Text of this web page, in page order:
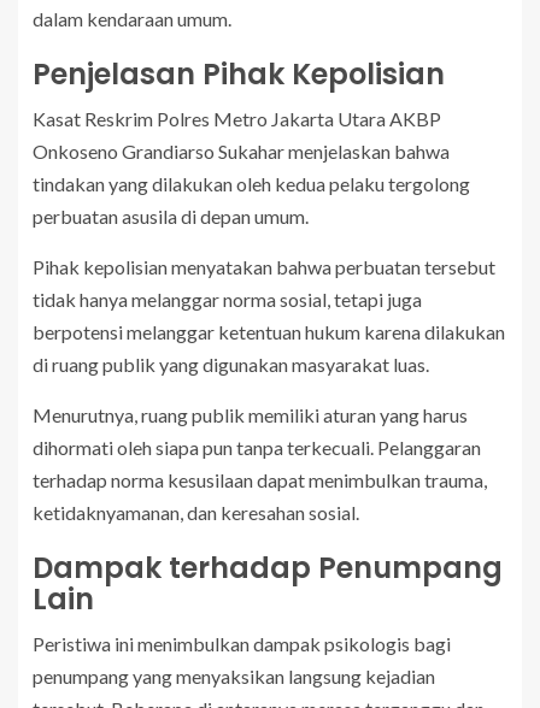
dalam kendaraan umum.
Penjelasan Pihak Kepolisian
Kasat Reskrim Polres Metro Jakarta Utara AKBP
Onkoseno Grandiarso Sukahar menjelaskan bahwa
tindakan yang dilakukan oleh kedua pelaku tergolong
perbuatan asusila di depan umum.
Pihak kepolisian menyatakan bahwa perbuatan tersebut
tidak hanya melanggar norma sosial, tetapi juga
berpotensi melanggar ketentuan hukum karena dilakukan
di ruang publik yang digunakan masyarakat luas.
Menurutnya, ruang publik memiliki aturan yang harus
dihormati oleh siapa pun tanpa terkecuali. Pelanggaran
terhadap norma kesusilaan dapat menimbulkan trauma,
ketidaknyamanan, dan keresahan sosial.
Dampak terhadap Penumpang
Lain
Peristiwa ini menimbulkan dampak psikologis bagi
penumpang yang menyaksikan langsung kejadian